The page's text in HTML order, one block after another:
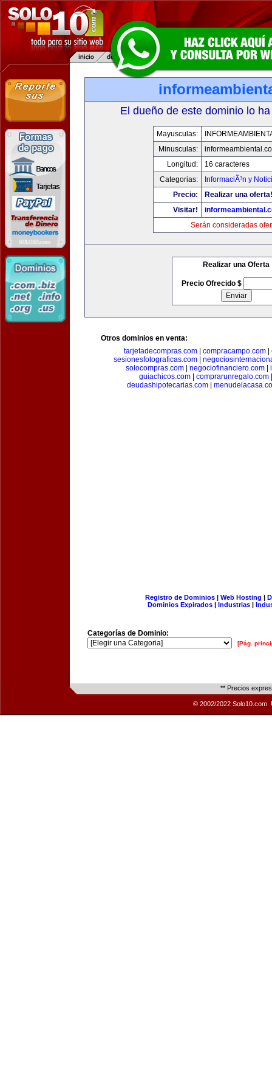
El dueño de este dominio lo
Mayusculas:
Minusculas:
Longitud:
16 caracteres
Categorias:
InformaciÃ³n y
Precio:
Realizar una oferta!
Visitar!
Serán consideradas
Realizar una Oferta
Precio Ofrecido $
Otros dominios en venta:
tarjetadecompras.com
compracampo.com
sesionesfotograficas.com
solocompras.com| negociofinanciero.com|
guiachicos.com
comprarunregalo.com
deudashipotecarias.com|
Registro de Dominios| Web Hosting |
Dominios Expirados | Industrias |
Categorías de Dominio:
[Pág.
** Precios
© 2002/2022 Solo10.com